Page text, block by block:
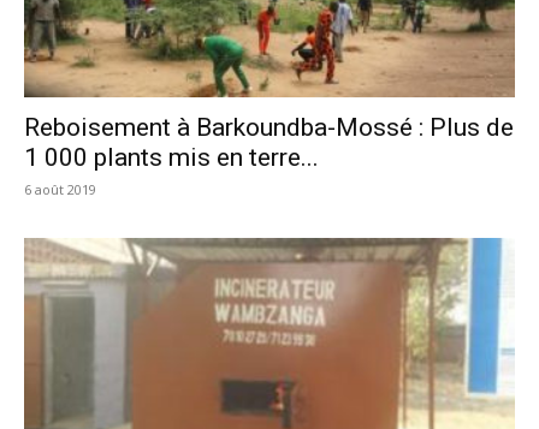
Reboisement à Barkoundba-Mossé : Plus de
1 000 plants mis en terre...
6 août 2019